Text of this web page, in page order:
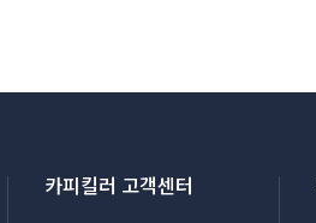
카피킬러 고객센터